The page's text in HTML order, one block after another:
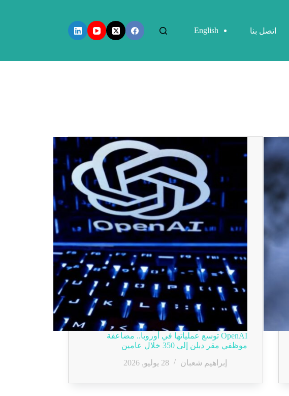
اتصل بنا English
OpenAI توسع عملياتها في أوروبا.. مضاعفة
موظفي مقر دبلن إلى 350 خلال عامين
إبراهيم شعبان
28 يوليو, 2026